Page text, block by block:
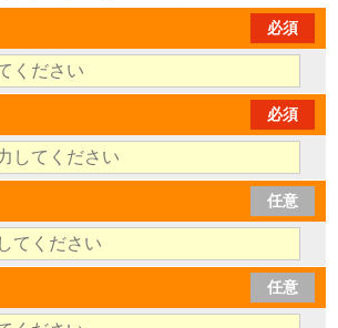
必須
必須
任意
任意